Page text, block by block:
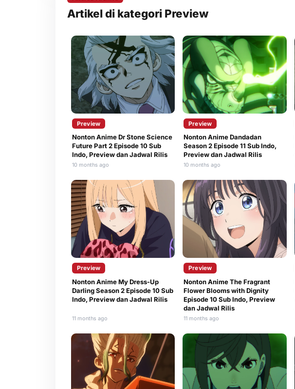
Artikel di kategori Preview
Preview
Nonton Anime Dr Stone Science
Future Part 2 Episode 10 Sub
Indo, Preview dan Jadwal Rilis
10 months ago
Preview
Nonton Anime Dandadan
Season 2 Episode 11 Sub Indo,
Preview dan Jadwal Rilis
10 months ago
Preview
Nonton Anime My Dress-Up
Darling Season 2 Episode 10 Sub
Indo, Preview dan Jadwal Rilis
11 months ago
Preview
Nonton Anime The Fragrant
Flower Blooms with Dignity
Episode 10 Sub Indo, Preview
dan Jadwal Rilis
11 months ago